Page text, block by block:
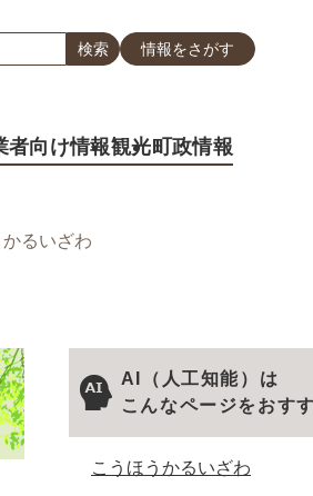
情報をさがす
者向け情報観光町政情報
かるいざわ
AI（人工知能）は
こんなページをおす
こうほうかるいざわ